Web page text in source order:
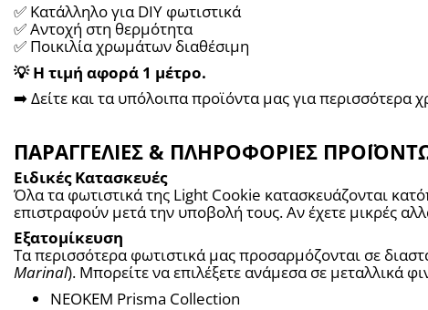
✅ Κατάλληλο για DIY φωτιστικά
✅ Αντοχή στη θερμότητα
✅ Ποικιλία χρωμάτων διαθέσιμη
💡 Η τιμή αφορά 1 μέτρο.
➡️ Δείτε και τα υπόλοιπα προϊόντα μας για περισσότερα
ΠΑΡΑΓΓΕΛΙΕΣ & ΠΛΗΡΟΦΟΡΙΕΣ
Ειδικές Κατασκευές
Όλα τα φωτιστικά της Light Cookie κατασκευάζονται
επιστραφούν μετά την υποβολή τους. Αν έχετε μικρές
Εξατομίκευση
Marinal). Μπορείτε να επιλέξετε ανάμεσα σε μεταλλικά
NEOKEM Prisma Collection